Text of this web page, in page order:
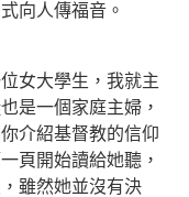
向人傳福音。
女大學生，我就主
是一個家庭主婦，
介紹基督教的信仰
頁開始讀給她聽，
雖然她並沒有決